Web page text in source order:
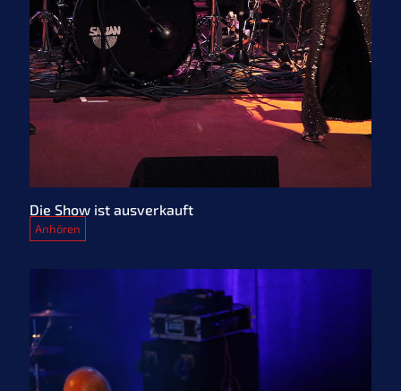
Die Show ist ausverkauft
Anhören